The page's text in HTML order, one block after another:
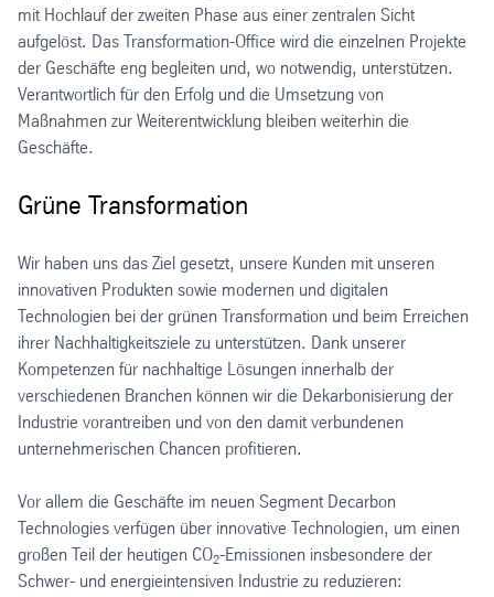
mit Hochlauf der zweiten Phase aus einer zentralen Sicht
aufgelöst. Das Transformation-Office wird die einzelnen Projekte
der Geschäfte eng begleiten und, wo notwendig, unterstützen.
Verantwortlich für den Erfolg und die Umsetzung von
Maßnahmen zur Weiterentwicklung bleiben weiterhin die
Geschäfte.
Grüne Transformation
Wir haben uns das Ziel gesetzt, unsere Kunden mit unseren
innovativen Produkten sowie modernen und digitalen
Technologien bei der grünen Transformation und beim Erreichen
ihrer Nachhaltigkeitsziele zu unterstützen. Dank unserer
Kompetenzen für nachhaltige Lösungen innerhalb der
verschiedenen Branchen können wir die Dekarbonisierung der
Industrie vorantreiben und von den damit verbundenen
unternehmerischen Chancen profitieren.
Vor allem die Geschäfte im neuen Segment Decarbon
Technologies verfügen über innovative Technologien, um einen
großen Teil der heutigen CO2-Emissionen insbesondere der
Schwer- und energieintensiven Industrie zu reduzieren: